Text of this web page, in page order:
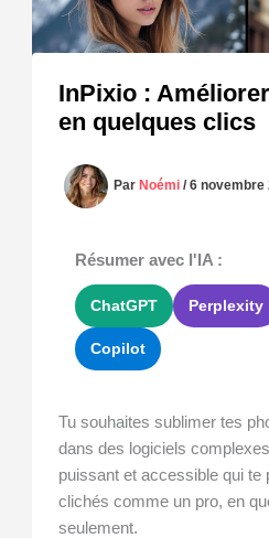
InPixio :
en quelques clics
ParNoémi/6 novembre
Résumer avec l'IA :
ChatGPT Perplexity
Copilot
Tu souhaites sublimer tes
dans des logiciels
puissant et accessible qui te
clichés comme un pro, en
seulement.